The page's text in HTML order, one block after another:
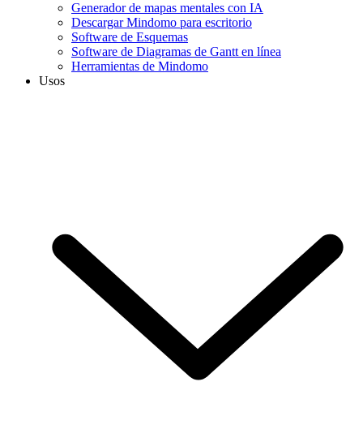
Generador de mapas mentales con IA
Descargar Mindomo para escritorio
Software de Esquemas
Software de Diagramas de Gantt en línea
Herramientas de Mindomo
Usos